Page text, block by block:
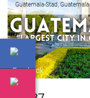
Guatemala-Stad, Guatemala
vanaf